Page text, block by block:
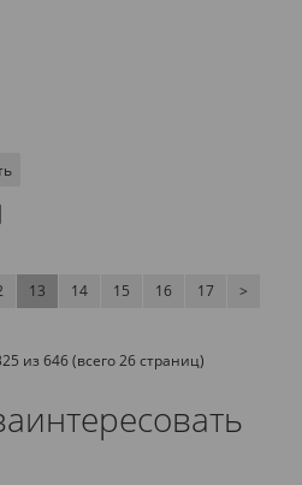
13 14 15 16 17
>
из 646 (всего 26 страниц)